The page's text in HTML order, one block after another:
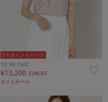
5％ポイントバック
TO BE CHIC
¥13,20055%OFF
タイムセール